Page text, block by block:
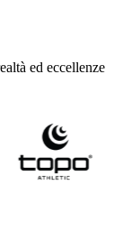
ed eccellenze